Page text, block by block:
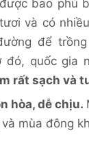
bao phủ
và có
để
đó, quốc gia
rất sạch và
hòa, dễ chịu.
mùa đông